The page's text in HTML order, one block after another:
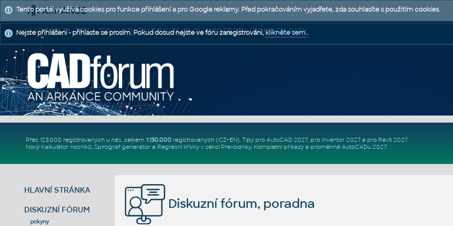
CAD FÓRUM - TIPY A TRIKY | UTILITY | DISKUZE | BLOKY | PODPORA | POMOC A RADY
Přes 123.000 registrovaných u nás, celkem 1.130.000registrovaných (CZ+EN). Tipy pro AutoCAD 2027, pro Inventor 2027a pro Revit 2027.
Nový Kalkulátor nosníků, Spirograf generátor a Regresní křivkyv sekci Převodníky. Kompletní příkazya proměnné AutoCADu 2027.
HLAVNÍ STRÁNKA
DISKUZNÍ FÓRUM
pokyny
Diskuzní fórum, poradna
Tento portál využívá cookies pro funkce přihlášení a pro Google reklamy. Před pokračováním vyjadřete, zda souhlasíte s použitím cookies.
Nejste přihlášeni - přihlaste se prosím. Pokud dosud nejste ve fóru zaregistrováni,klikněte sem..